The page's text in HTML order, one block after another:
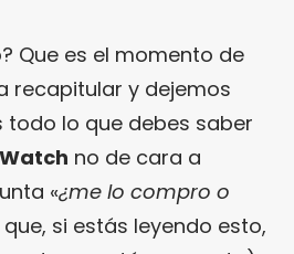
Que es el momento de
recapitular y dejemos
todo lo que debes saber
no de cara a
«¿me lo compro o
si estás leyendo esto,